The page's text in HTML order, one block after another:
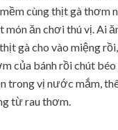
cùng thịt gà thơm
món ăn chơi thú vị. Ai
gà cho vào miệng
của bánh rồi chút béo
trong vị nước mắm,
từ rau thơm.